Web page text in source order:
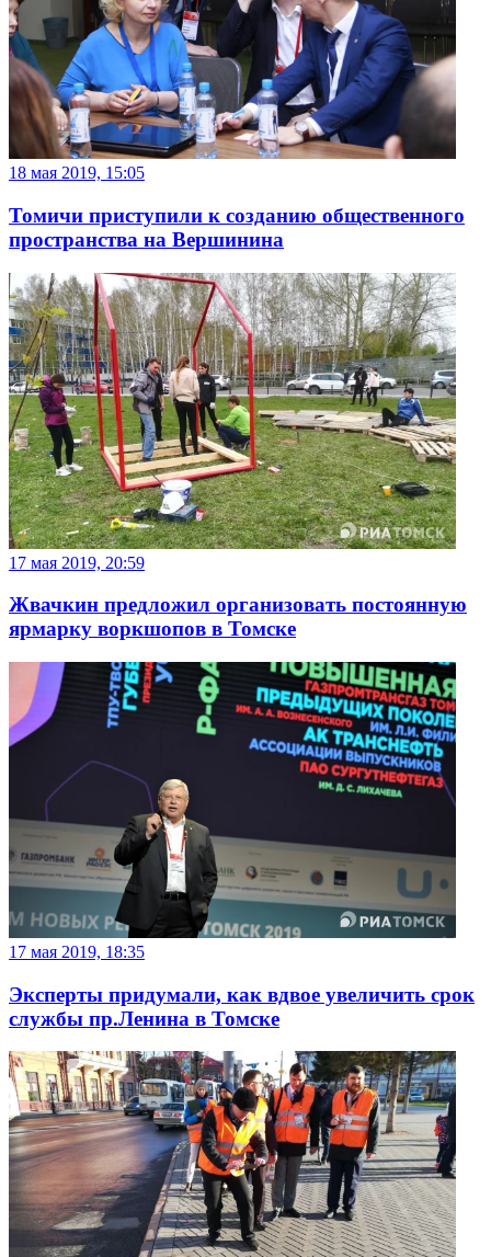
18 мая 2019, 15:05
Томичи приступили к созданию общественного
пространства на Вершинина
17 мая 2019, 20:59
Жвачкин предложил организовать постоянную
ярмарку воркшопов в Томске
17 мая 2019, 18:35
Эксперты придумали, как вдвое увеличить срок
службы пр.Ленина в Томске